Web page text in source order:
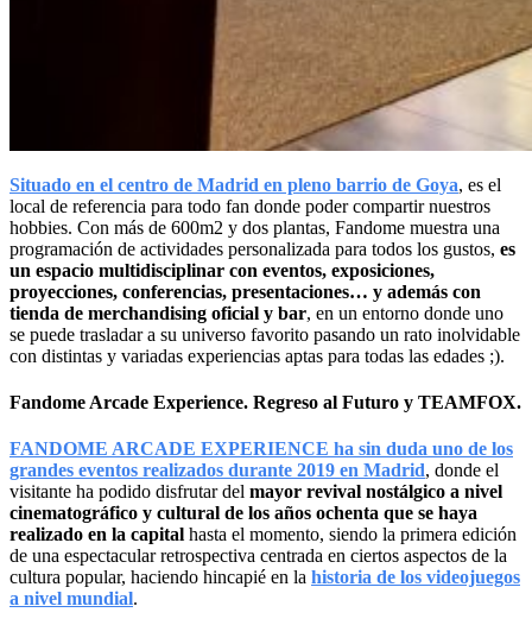
Situado en el centro de Madrid en pleno barrio de Goya, es el
local de referencia para todo fan donde poder compartir nuestros
hobbies. Con más de 600m2 y dos plantas, Fandome muestra una
programación de actividades personalizada para todos los gustos, es
un espacio multidisciplinar con eventos, exposiciones,
proyecciones, conferencias, presentaciones… y además con
tienda de merchandising oficial y bar, en un entorno donde uno
se puede trasladar a su universo favorito pasando un rato inolvidable
con distintas y variadas experiencias aptas para todas las edades ;).
Fandome Arcade Experience. Regreso al Futuro y TEAMFOX.
FANDOME ARCADE EXPERIENCE ha sin duda uno de los
grandes eventos realizados durante 2019 en Madrid, donde el
visitante ha podido disfrutar del mayor revival nostálgico a nivel
cinematográfico y cultural de los años ochenta que se haya
realizado en la capital hasta el momento, siendo la primera edición
de una espectacular retrospectiva centrada en ciertos aspectos de la
cultura popular, haciendo hincapié en la historia de los videojuegos
a nivel mundial.